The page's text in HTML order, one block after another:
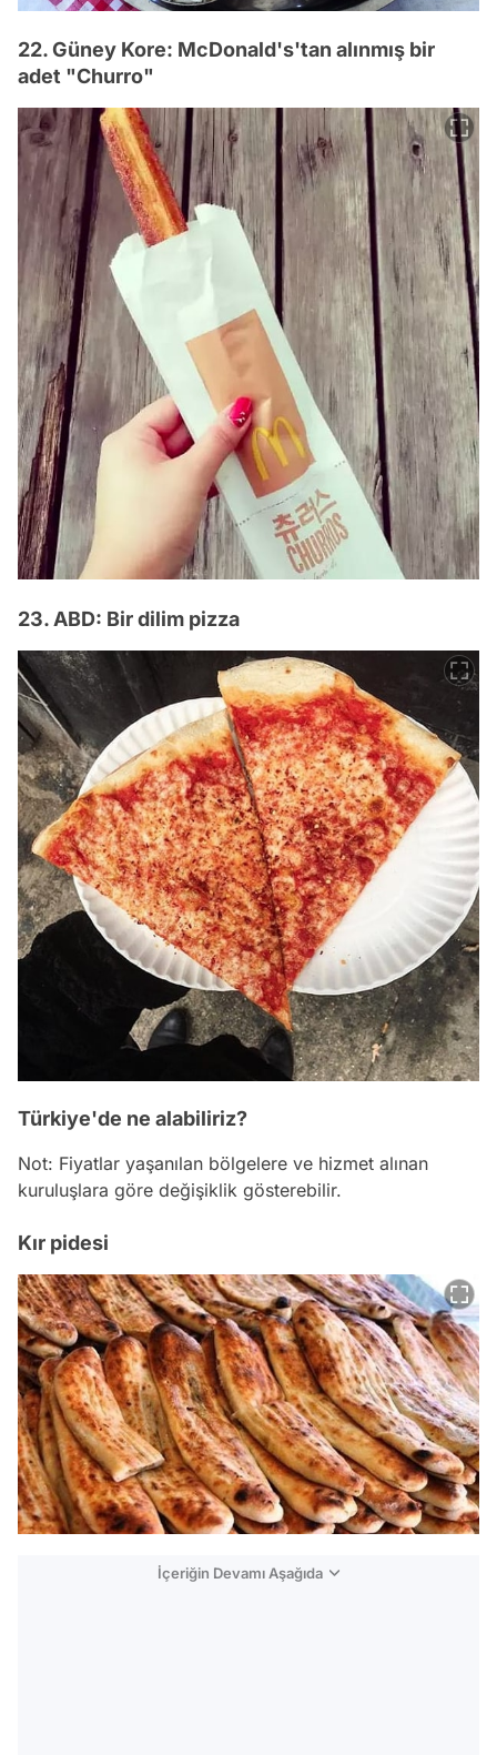
22. Güney Kore: McDonald's'tan alınmış bir
adet "Churro"
23. ABD: Bir dilim pizza
Türkiye'de ne alabiliriz?
Not: Fiyatlar yaşanılan bölgelere ve hizmet alınan
kuruluşlara göre değişiklik gösterebilir.
Kır pidesi
İçeriğin Devamı Aşağıda